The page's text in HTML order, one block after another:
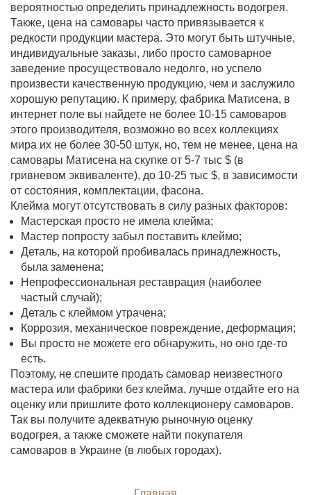
вероятностью определить принадлежность водогрея.
Также, цена на самовары часто привязывается к
редкости продукции мастера. Это могут быть штучные,
индивидуальные заказы, либо просто самоварное
заведение просуществовало недолго, но успело
произвести качественную продукцию, чем и заслужило
хорошую репутацию. К примеру, фабрика Матисена, в
интернет поле вы найдете не более 10-15 самоваров
этого производителя, возможно во всех коллекциях
мира их не более 30-50 штук, но, тем не менее, цена на
самовары Матисена на скупке от 5-7 тыс $ (в
гривневом эквиваленте), до 10-25 тыс $, в зависимости
от состояния, комплектации, фасона.
Клейма могут отсутствовать в силу разных факторов:
Мастерская просто не имела клейма;
Мастер попросту забыл поставить клеймо;
Деталь, на которой пробивалась принадлежность,
была заменена;
Непрофессиональная реставрация (наиболее
частый случай);
Деталь с клеймом утрачена;
Коррозия, механическое повреждение, деформация;
Вы просто не можете его обнаружить, но оно где-то
есть.
Поэтому, не спешите продать самовар неизвестного
мастера или фабрики без клейма, лучше отдайте его на
оценку или пришлите фото коллекционеру самоваров.
Так вы получите адекватную рыночную оценку
водогрея, а также сможете найти покупателя
самоваров в Украине (в любых городах).